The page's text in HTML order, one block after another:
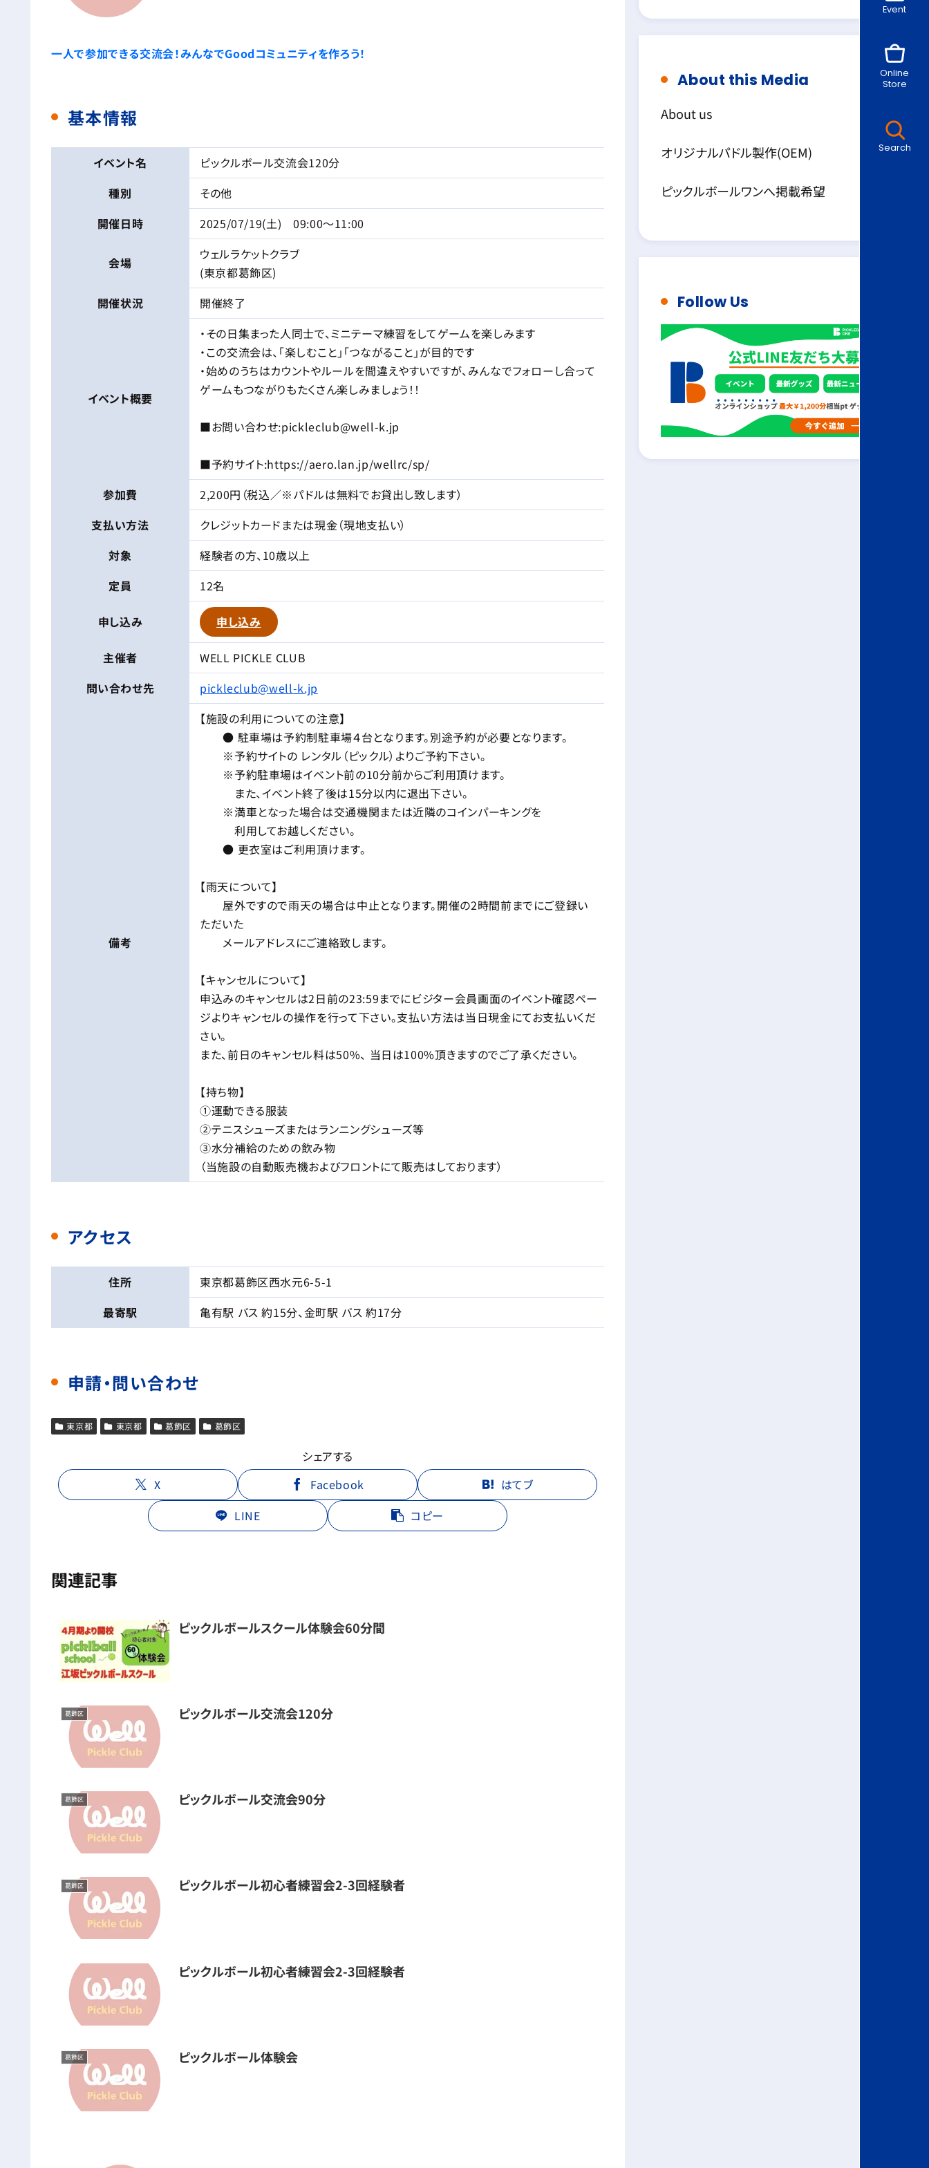
Event
Online
Store
Search
一人で参加できる交流会！みんなでGoodコミュニティを作ろう！
基本情報
イベント名
ピックルボール交流会120分
種別
その他
開催日時
2025/07/19(土) 09:00～11:00
会場
ウェルラケットクラブ
(東京都葛飾区)
開催状況
開催終了
イベント概要
・その日集まった人同士で、ミニテーマ練習をしてゲームを楽しみます
・この交流会は、「楽しむこと」「つながること」が目的です
・始めのうちはカウントやルールを間違えやすいですが、みんなでフォローし合って
ゲームもつながりもたくさん楽しみましょう！！
■お問い合わせ:pickleclub@well-k.jp
■予約サイト:https://aero.lan.jp/wellrc/sp/
参加費
2,200円（税込／※パドルは無料でお貸出し致します）
支払い方法
クレジットカードまたは現金（現地支払い）
対象
経験者の方、10歳以上
定員
12名
申し込み 申し込み
主催者
WELL PICKLE CLUB
問い合わせ先
pickleclub@well-k.jp
備考
【施設の利用についての注意】
● 駐車場は予約制駐車場４台となります。別途予約が必要となります。
※予約サイトの レンタル（ピックル）よりご予約下さい。
※予約駐車場はイベント前の10分前からご利用頂けます。
また、イベント終了後は15分以内に退出下さい。
※満車となった場合は交通機関または近隣のコインパーキングを
利用してお越しください。
● 更衣室はご利用頂けます。
【雨天について】
屋外ですので雨天の場合は中止となります。開催の2時間前までにご登録い
ただいた
メールアドレスにご連絡致します。
【キャンセルについて】
申込みのキャンセルは2日前の23:59までにビジター会員画面のイベント確認ペー
ジよりキャンセルの操作を行って下さい。支払い方法は当日現金にてお支払いくだ
さい。
また、前日のキャンセル料は50%、 当日は100%頂きますのでご了承ください。
【持ち物】
①運動できる服装
②テニスシューズまたはランニングシューズ等
③水分補給のための飲み物
（当施設の自動販売機およびフロントにて販売はしております）
アクセス
住所
東京都葛飾区西水元6-5-1
最寄駅
亀有駅 バス 約15分、金町駅 バス 約17分
申請・問い合わせ
東京都 東京都 葛飾区 葛飾区
シェアする
X
Facebook
はてブ
LINE
コピー
関連記事
ピックルボールスクール体験会60分間
葛飾区 ピックルボール交流会120分
葛飾区 ピックルボール交流会90分
葛飾区 ピックルボール初心者練習会2-3回経験者
ピックルボール初心者練習会2-3回経験者
葛飾区 ピックルボール体験会
About this Media
About us
オリジナルパドル製作(OEM)
ピックルボールワンへ掲載希望
Follow Us